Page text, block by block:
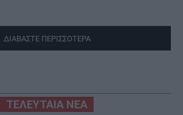
ΔΙΑΒΑΣΤΕ ΠΕΡΙΣΣΟΤΕΡΑ